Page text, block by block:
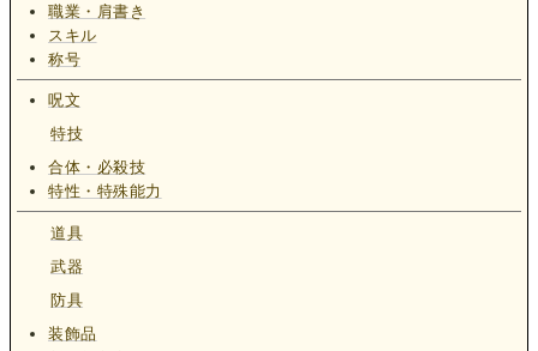
職業・肩書き
スキル
称号
呪文
特技
合体・必殺技
特性・特殊能力
道具
武器
防具
装飾品